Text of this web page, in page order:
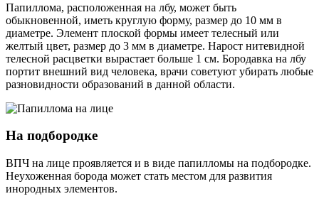
Папиллома, расположенная на лбу, может быть
обыкновенной, иметь круглую форму, размер до 10 мм в
диаметре. Элемент плоской формы имеет телесный или
желтый цвет, размер до 3 мм в диаметре. Нарост нитевидной
телесной расцветки вырастает больше 1 см. Бородавка на лбу
портит внешний вид человека, врачи советуют убирать любые
разновидности образований в данной области.
На подбородке
ВПЧ на лице проявляется и в виде папилломы на подбородке.
Неухоженная борода может стать местом для развития
инородных элементов.